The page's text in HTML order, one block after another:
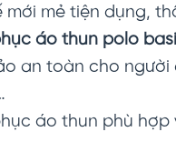
mới mẻ tiện dụng,
áo thun polo
an toàn cho người
áo thun phù hợp